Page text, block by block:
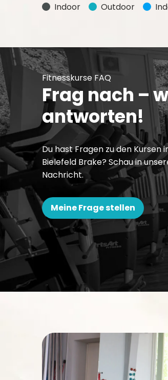
Indoor Outdoor
Frag nach –
antworten!
Fitnesskurse FAQ
Du hast Fragen zu den Kursen
Bielefeld Brake? Schau in
Nachricht.
Meine Frage stellen